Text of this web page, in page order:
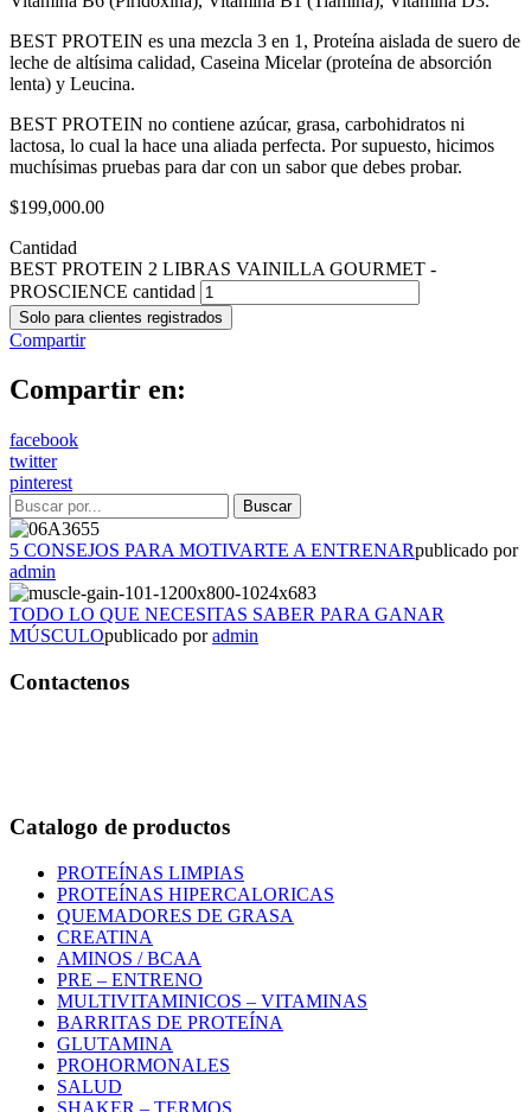
BEST PROTEIN es una mezcla 3 en 1, Proteína aislada de suero de
leche de altísima calidad, Caseina Micelar (proteína de absorción
lenta) y Leucina.
BEST PROTEIN no contiene azúcar, grasa, carbohidratos ni
lactosa, lo cual la hace una aliada perfecta. Por supuesto, hicimos
muchísimas pruebas para dar con un sabor que debes probar.
$199,000.00
Cantidad
BEST PROTEIN 2 LIBRAS VAINILLA GOURMET -
PROSCIENCE cantidad
Solo para clientes registrados
Compartir
Compartir en:
facebook
twitter
pinterest
5 CONSEJOS PARA MOTIVARTE A ENTRENARpublicado por
admin
TODO LO QUE NECESITAS SABER PARA GANAR
MÚSCULOpublicado poradmin
Contactenos
Catalogo de productos
PROTEÍNAS LIMPIAS
PROTEÍNAS HIPERCALORICAS
QUEMADORES DE GRASA
CREATINA
AMINOS / BCAA
PRE – ENTRENO
MULTIVITAMINICOS – VITAMINAS
BARRITAS DE PROTEÍNA
GLUTAMINA
PROHORMONALES
SALUD